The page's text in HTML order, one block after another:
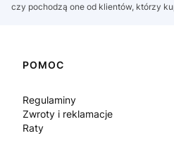
czy pochodzą one od klientów, którzy
Linki w stopce
POMOC
Regulaminy
Zwroty i reklamacje
Raty